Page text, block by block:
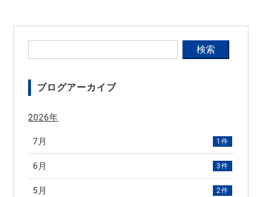
ブログアーカイブ
2026年
7月 1件
6月 3件
5月 2件